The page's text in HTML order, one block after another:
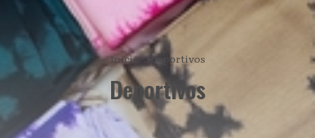
Inicio . Deportivos
Deportivos